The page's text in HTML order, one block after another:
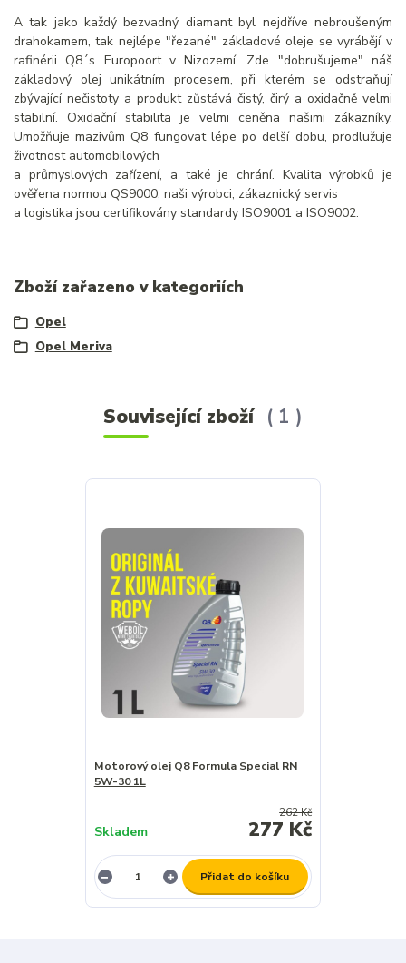
A tak jako každý bezvadný diamant byl nejdříve nebroušeným
drahokamem, tak nejlépe "řezané" základové oleje se vyrábějí v
rafinérii Q8´s Europoort v Nizozemí. Zde "dobrušujeme" náš
základový olej unikátním procesem, při kterém se odstraňují
zbývající nečistoty a produkt zůstává čistý, čirý a oxidačně velmi
stabilní. Oxidační stabilita je velmi ceněna našimi zákazníky.
Umožňuje mazivům Q8 fungovat lépe po delší dobu, prodlužuje
životnost automobilových
a průmyslových zařízení, a také je chrání. Kvalita výrobků je
ověřena normou QS9000, naši výrobci, zákaznický servis
a logistika jsou certifikovány standardy ISO9001 a ISO9002.
Zboží zařazeno v kategoriích
Opel
Opel Meriva
Související zboží 1
Motorový olej Q8 Formula Special RN
5W-30 1L
262 Kč
277 Kč
Skladem
Přidat do košíku